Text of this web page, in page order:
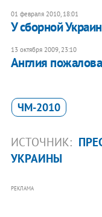
01 февраля 2010, 18:01
У сборной
13 октября 2009, 23:10
Англия
ЧМ-2010
ИСТОЧНИК:
УКРАИНЫ
РЕКЛАМА